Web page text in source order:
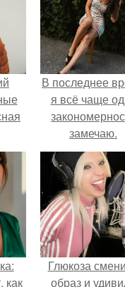
В последнее
я всё чаще
замечаю.
как
Глюкоза
образ и